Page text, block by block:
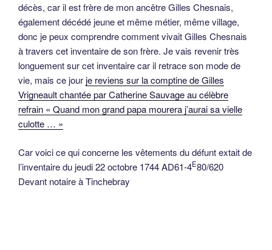
décès, car il est frère de mon ancêtre Gilles Chesnais,
également décédé jeune et même métier, même village,
donc je peux comprendre comment vivait Gilles Chesnais
à travers cet inventaire de son frère. Je vais revenir très
longuement sur cet inventaire car il retrace son mode de
vie, mais ce jourje reviens sur la comptine de Gilles
Vrigneault chantée par Catherine Sauvage au célèbre
refrain « Quand mon grand papa mourera j’aurai sa vielle
culotte … »
Car voici ce qui concerne les vêtements du défunt extait de
l’inventaire du jeudi 22 octobre 1744 AD61-4E80/620
Devant notaire à Tinchebray